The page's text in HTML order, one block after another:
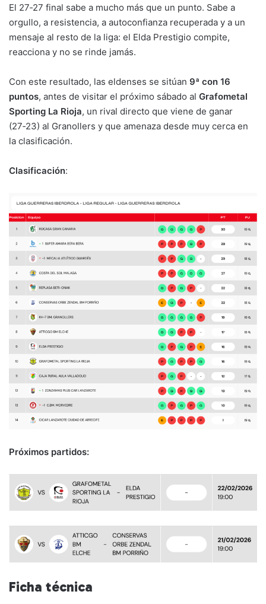
El 27‑27 final sabe a mucho más que un punto. Sabe a
orgullo, a resistencia, a autoconfianza recuperada y a un
mensaje al resto de la liga: el Elda Prestigio compite,
reacciona y no se rinde jamás.
Con este resultado, las eldenses se sitúan 9ª con 16
puntos, antes de visitar el próximo sábado al Grafometal
Sporting La Rioja, un rival directo que viene de ganar
(27‑23) al Granollers y que amenaza desde muy cerca en
la clasificación.
Clasificación:
Próximos partidos:
Ficha técnica